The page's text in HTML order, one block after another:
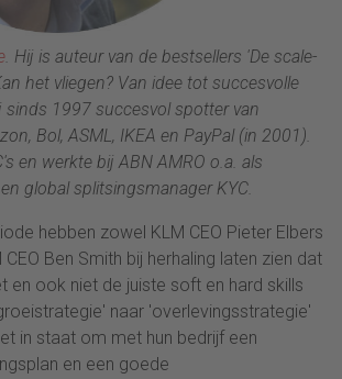
. Hij is auteur van de bestsellers 'De scale-
het vliegen? Van idee tot succesvolle
sinds 1997 succesvol spotter van
Bol, ASML, IKEA en PayPal (in 2001).
en werkte bij ABN AMRO o.a. als
global splitsingsmanager KYC.
hebben zowel KLM CEO Pieter Elbers
Ben Smith bij herhaling laten zien dat
en ook niet de juiste soft en hard skills
naar 'overlevingsstrategie'
in staat om met hun bedrijf een
en een goede